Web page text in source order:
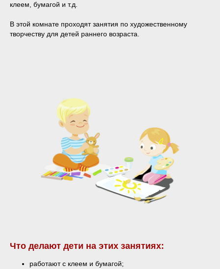
клеем, бумагой и т.д.
В этой комнате проходят занятия по художественному
творчеству для детей раннего возраста.
Что делают дети на этих занятиях:
работают с клеем и бумагой;